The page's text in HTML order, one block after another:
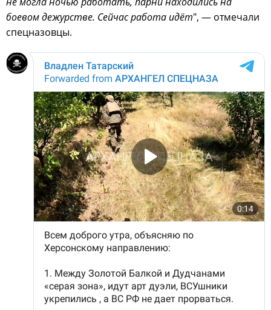
боевом дежурстве. Сейчас работа идёт", — отмечали
спецназовцы.